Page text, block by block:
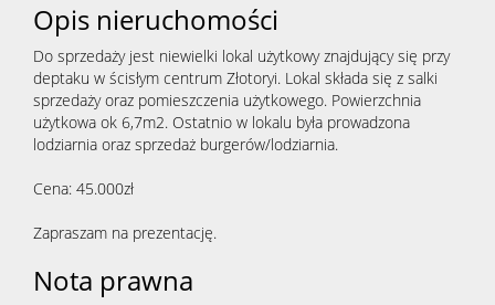
Opis nieruchomości
Do sprzedaży jest niewielki lokal użytkowy znajdujący się przy
deptaku w ścisłym centrum Złotoryi. Lokal składa się z salki
sprzedaży oraz pomieszczenia użytkowego. Powierzchnia
użytkowa ok 6,7m2. Ostatnio w lokalu była prowadzona
lodziarnia oraz sprzedaż burgerów/lodziarnia.
Cena: 45.000zł
Zapraszam na prezentację.
Nota prawna